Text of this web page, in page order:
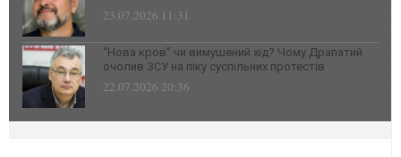
23.07.2026 11:31
“Нова кров” чи вимушений хід? Чому Драпатий
очолив ЗСУ на піку суспільних протестів
22.07.2026 20:36